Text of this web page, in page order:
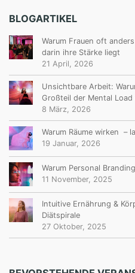
BLOGARTIKEL
Warum Frauen oft
darin ihre Stärke liegt
21 April, 2026
Unsichtbare Arbeit:
Großteil der Mental Load
8 März, 2026
Warum Räume wirken –
19 Januar, 2026
Warum Personal
11 November, 2025
Intuitive Ernährung &
Diätspirale
27 Oktober, 2025